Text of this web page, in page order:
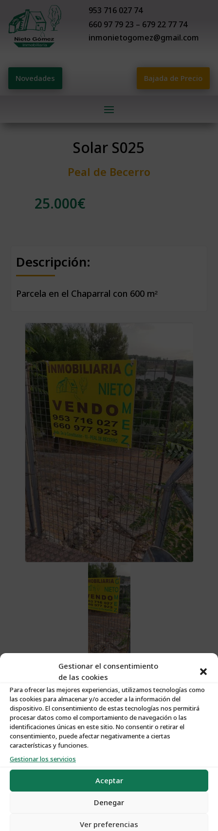
Gestionar el consentimiento
de las cookies
Para ofrecer las mejores experiencias, utilizamos tecnologías como
las cookies para almacenar y/o acceder a la información del
dispositivo. El consentimiento de estas tecnologías nos permitirá
procesar datos como el comportamiento de navegación o las
identificaciones únicas en este sitio. No consentir o retirar el
consentimiento, puede afectar negativamente a ciertas
características y funciones.
Gestionar los servicios
Aceptar
Denegar
Ver preferencias
953 716 027 74
660 97 79 23 – 679 22 77 74
inmonietogomez@gmail.com
Novedades Bajada de Precio
Solar S025
Peal de Becerro
25.000€
Descripción:
Parcela en el Chaparral con 600 m²
Características:
Nº de Propiedad:S025
Tipo de Propiedad:Solares
Tipo de Operación:Venta